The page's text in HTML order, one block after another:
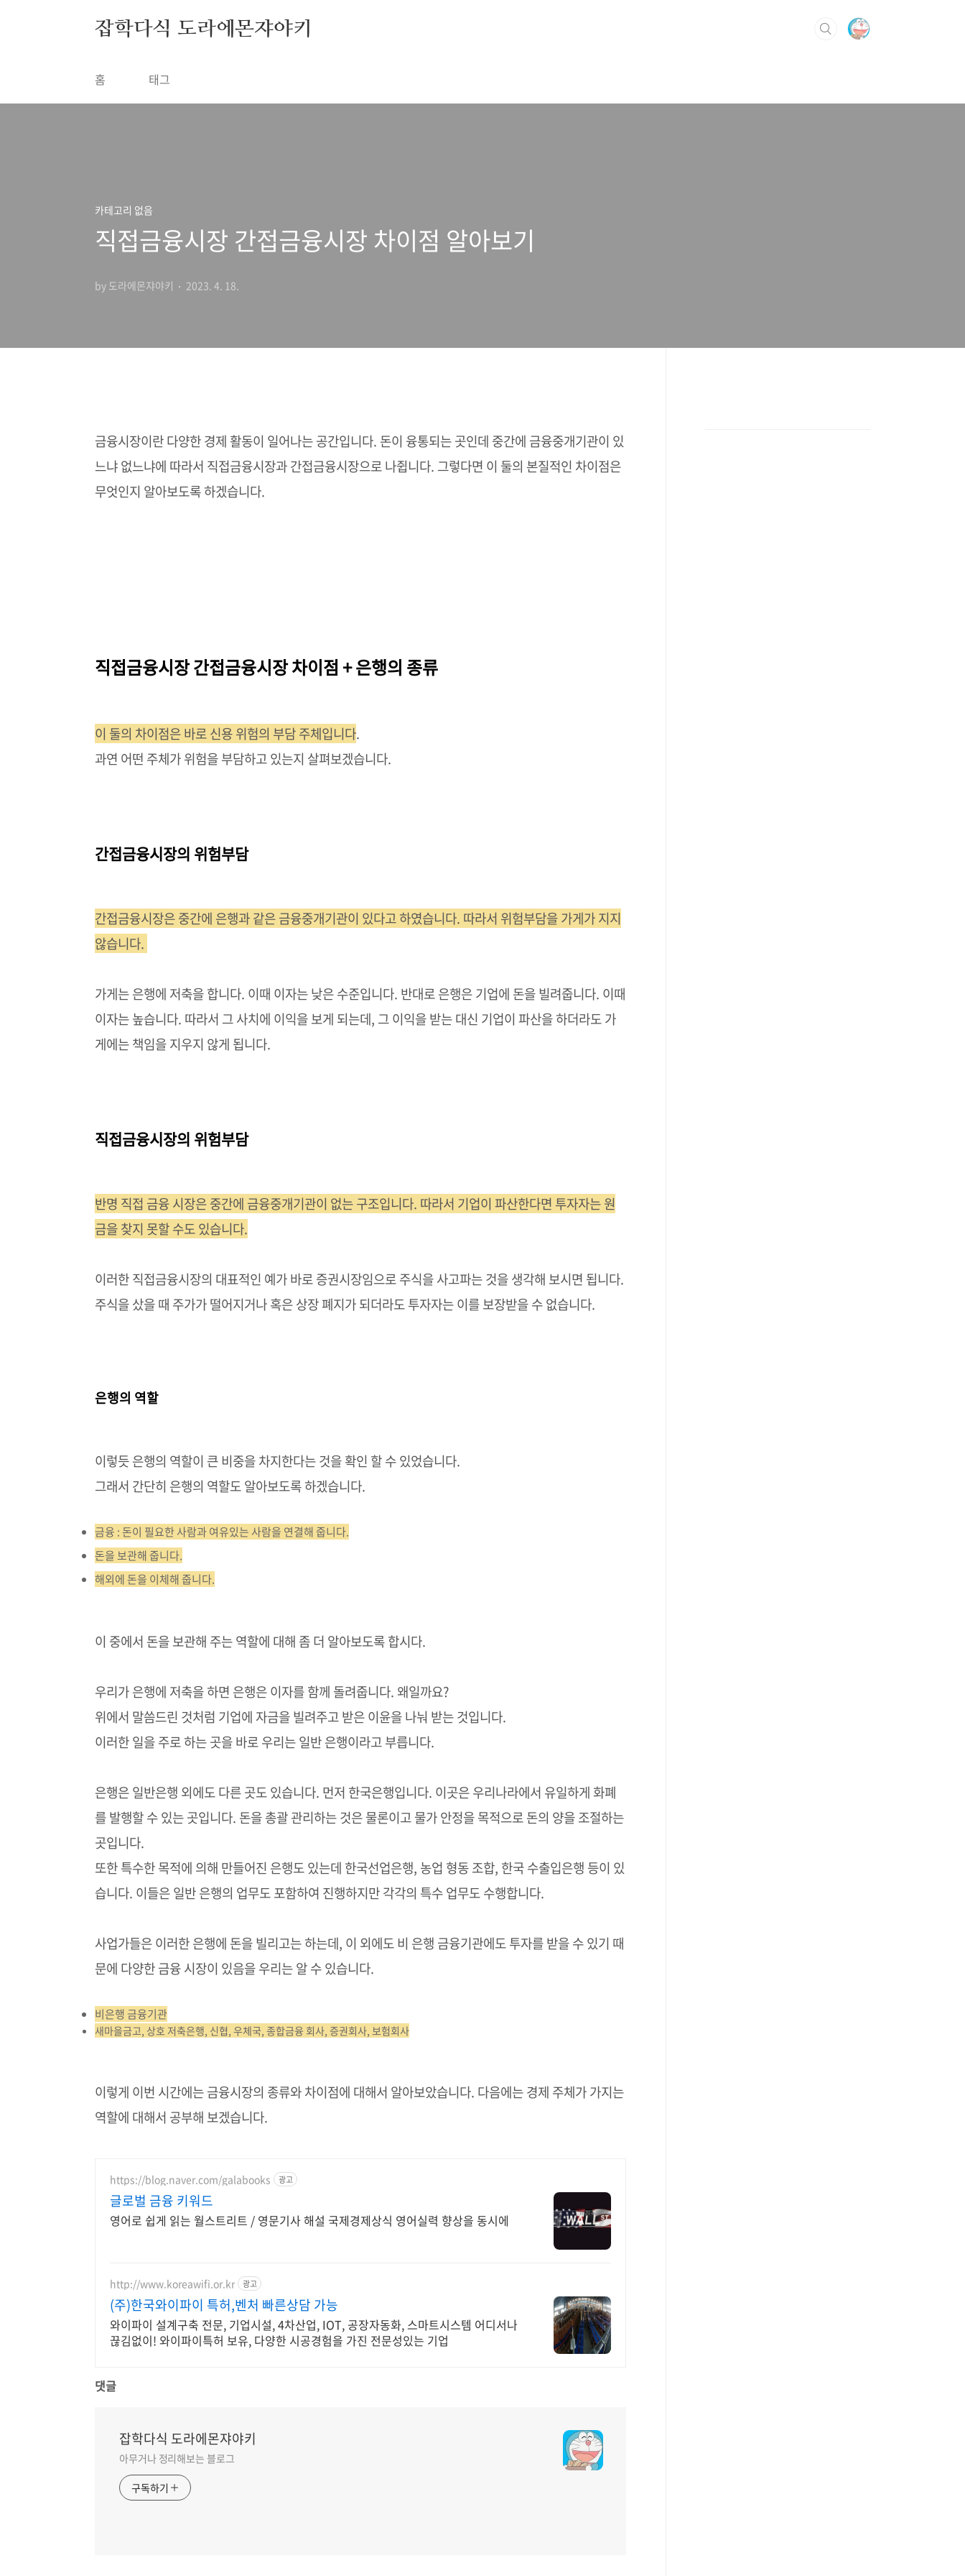
잡학다식 도라에몬쟈야키
홈 태그
카테고리 없음
직접금융시장 간접금융시장 차이점 알아보기
by 도라에몬쟈야키 2023. 4. 18.
금융시장이란 다양한 경제 활동이 일어나는 공간입니다. 돈이 융통되는 곳인데 중간에 금융중개기관이 있
느냐 없느냐에 따라서 직접금융시장과 간접금융시장으로 나쥡니다. 그렇다면 이 둘의 본질적인 차이점은
무엇인지 알아보도록 하겠습니다.
직접금융시장 간접금융시장 차이점 + 은행의 종류
이 둘의 차이점은 바로 신용 위험의 부담 주체입니다.
과연 어떤 주체가 위험을 부담하고 있는지 살펴보겠습니다.
간접금융시장의 위험부담
간접금융시장은 중간에 은행과 같은 금융중개기관이 있다고 하였습니다. 따라서 위험부담을 가게가 지지
않습니다.
가게는 은행에 저축을 합니다. 이때 이자는 낮은 수준입니다. 반대로 은행은 기업에 돈을 빌려줍니다. 이때
이자는 높습니다. 따라서 그 사치에 이익을 보게 되는데, 그 이익을 받는 대신 기업이 파산을 하더라도 가
게에는 책임을 지우지 않게 됩니다.
직접금융시장의 위험부담
반명 직접 금융 시장은 중간에 금융중개기관이 없는 구조입니다. 따라서 기업이 파산한다면 투자자는 원
금을 찾지 못할 수도 있습니다.
이러한 직접금융시장의 대표적인 예가 바로 증권시장임으로 주식을 사고파는 것을 생각해 보시면 됩니다.
주식을 샀을 때 주가가 떨어지거나 혹은 상장 폐지가 되더라도 투자자는 이를 보장받을 수 없습니다.
은행의 역할
이렇듯 은행의 역할이 큰 비중을 차지한다는 것을 확인 할 수 있었습니다.
그래서 간단히 은행의 역할도 알아보도록 하겠습니다.
금융 : 돈이 필요한 사람과 여유있는 사람을 연결해 줍니다.
돈을 보관해 줍니다.
해외에 돈을 이체해 줍니다.
이 중에서 돈을 보관해 주는 역할에 대해 좀 더 알아보도록 합시다.
우리가 은행에 저축을 하면 은행은 이자를 함께 돌려줍니다. 왜일까요?
위에서 말씀드린 것처럼 기업에 자금을 빌려주고 받은 이윤을 나눠 받는 것입니다.
이러한 일을 주로 하는 곳을 바로 우리는 일반 은행이라고 부릅니다.
은행은 일반은행 외에도 다른 곳도 있습니다. 먼저 한국은행입니다. 이곳은 우리나라에서 유일하게 화폐
를 발행할 수 있는 곳입니다. 돈을 총괄 관리하는 것은 물론이고 물가 안정을 목적으로 돈의 양을 조절하는
곳입니다.
또한 특수한 목적에 의해 만들어진 은행도 있는데 한국선업은행, 농업 형동 조합, 한국 수출입은행 등이 있
습니다. 이들은 일반 은행의 업무도 포함하여 진행하지만 각각의 특수 업무도 수행합니다.
사업가들은 이러한 은행에 돈을 빌리고는 하는데, 이 외에도 비 은행 금융기관에도 투자를 받을 수 있기 때
문에 다양한 금융 시장이 있음을 우리는 알 수 있습니다.
비은행 금융기관
새마을금고, 상호 저축은행, 신협, 우체국, 종합금융 회사, 증권회사, 보험회사
이렇게 이번 시간에는 금융시장의 종류와 차이점에 대해서 알아보았습니다. 다음에는 경제 주체가 가지는
역할에 대해서 공부해 보겠습니다.
https://blog.naver.com/galabooks 광고
글로벌 금융 키워드
영어로 쉽게 읽는 월스트리트 / 영문기사 해설 국제경제상식 영어실력 향상을 동시에
http://www.koreawifi.or.kr 광고
(주)한국와이파이 특허,벤처 빠른상담 가능
와이파이 설계구축 전문, 기업시설, 4차산업, IOT, 공장자동화, 스마트시스템 어디서나
끊김없이! 와이파이특허 보유, 다양한 시공경험을 가진 전문성있는 기업
댓글
잡학다식 도라에몬쟈야키
아무거나 정리해보는 블로그
구독하기